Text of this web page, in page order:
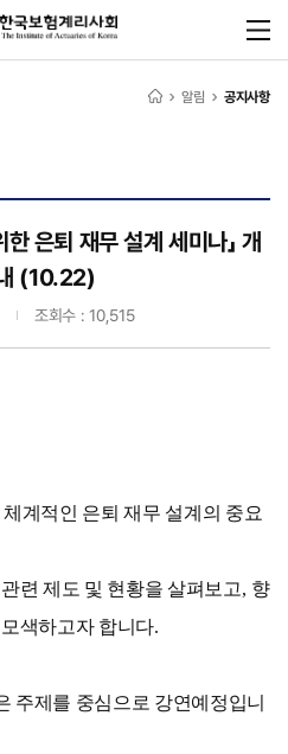
알림 공지사항
은퇴 재무 설계 세미나」 개
(10.22)
조회수 : 10,515
체계적인 은퇴 재무 설계의 중요
련 제도 및 현황을 살펴보고, 향
색하고자 합니다.
주제를 중심으로 강연예정입니